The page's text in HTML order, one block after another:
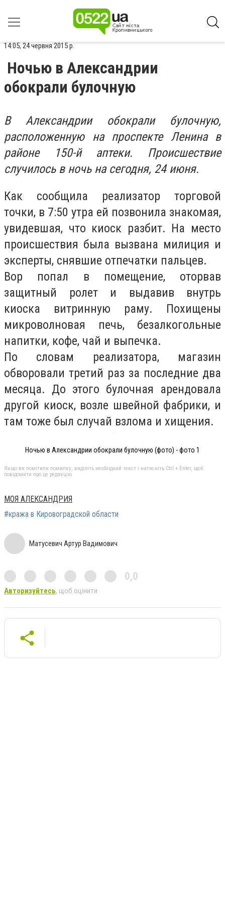
14:05, 24 червня 2015 р.
Ночью в Александрии
обокрали булочную
В Александрии обокрали булочную,
расположенную на проспекте Ленина в
районе 150-й аптеки. Происшествие
случилось в ночь на сегодня, 24 июня.
Как сообщила реализатор торговой
точки, в 7:50 утра ей позвонила знакомая,
увидевшая, что киоск разбит. На место
происшествия была вызвана милиция и
эксперты, снявшие отпечатки пальцев.
Вор попал в помещение, оторвав
защитный ролет и выдавив внутрь
киоска витринную раму. Похищены
микроволновая печь, безалкогольные
напитки, кофе, чай и выпечка.
По словам реализатора, магазин
обворовали третий раз за последние два
месяца. До этого булочная арендовала
другой киоск, возле швейной фабрики, и
там тоже был случай взлома и хищения.
Ночью в Александрии обокрали булочную (фото) - фото 1
Якщо ви помітили помилку, виділіть необхідний текст і натисніть Ctrl + Enter, щоб
повідомити про це редакцію
МОЯ АЛЕКСАНДРИЯ
#кража в Кировоградской области
Матусевич Артур Вадимович
0,0
Авторизуйтесь, щоб оцінити